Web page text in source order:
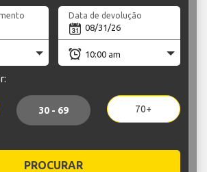
Data de devolução
30 - 69 70+
PROCURAR